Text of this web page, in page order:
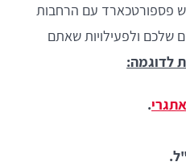
פספורטכארד עם הרחבות
שלכם ולפעילויות שאתם
לדוגמה:
.